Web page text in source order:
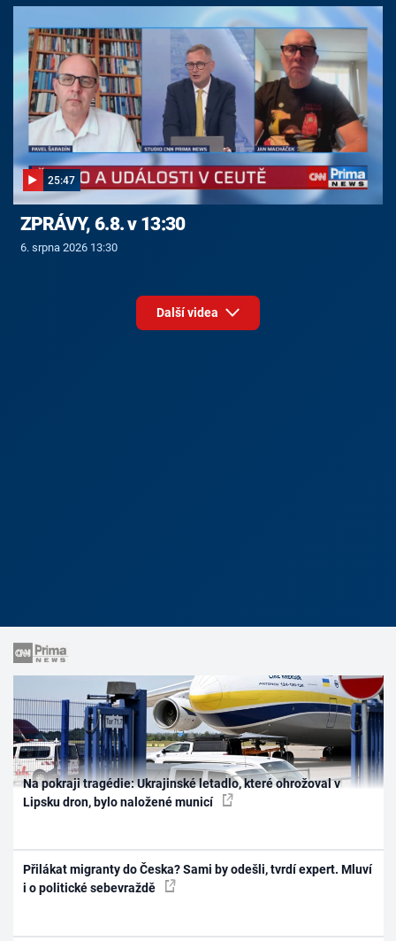
25:47
ZPRÁVY, 6.8. v 13:30
6. srpna 2026 13:30
Další videa
Na pokraji tragédie: Ukrajinské letadlo, které ohrožoval v
Lipsku dron, bylo naložené municí
Přilákat migranty do Česka? Sami by odešli, tvrdí expert. Mluví
i o politické sebevraždě